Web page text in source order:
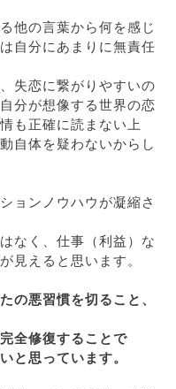
他の言葉から何を感じ
自分にあまりに無責任
失恋に繋がりやすいの
分が想像する世界の恋
も正確に読まない上
自体を疑わないからし
ョンノウハウが凝縮さ
なく、仕事（利益）な
見えると思います。
の悪習慣を切ること、
全修復することで
と思っています。